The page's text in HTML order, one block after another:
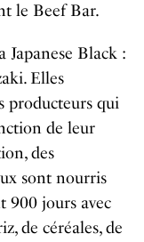
le Beef Bar.
Black :
Elles
producteurs qui
de leur
des
sont nourris
900 jours avec
de céréales, de